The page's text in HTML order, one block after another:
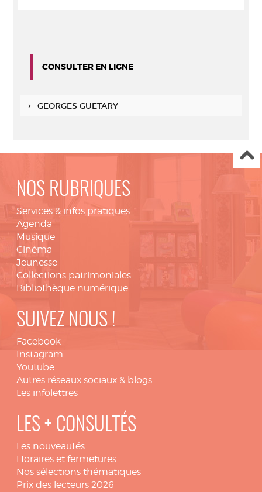
CONSULTER EN LIGNE
GEORGES GUETARY
NOS RUBRIQUES
Services & infos pratiques
Agenda
Musique
Cinéma
Jeunesse
Collections patrimoniales
Bibliothèque numérique
SUIVEZ NOUS !
Facebook
Instagram
Youtube
Autres réseaux sociaux & blogs
Les infolettres
LES + CONSULTÉS
Les nouveautés
Horaires et fermetures
Nos sélections thématiques
Prix des lecteurs 2026